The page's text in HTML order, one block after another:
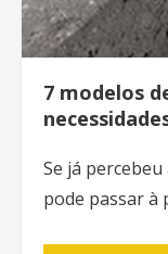
7 modelos
Se já
pode passar à